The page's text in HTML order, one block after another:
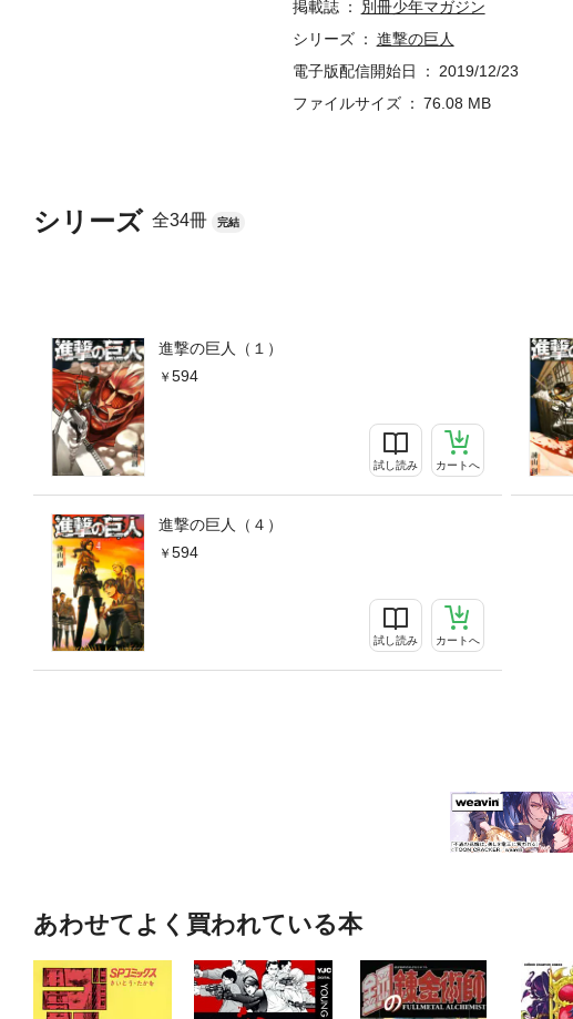
シリーズ 全34冊 完結
進撃の巨人（１）
594
試し読み カートへ
進撃の巨人（４）
594
試し読み カートへ
掲載誌
別冊少年マガジン
シリーズ
進撃の巨人
電子版配信開始日
2019/12/23
ファイルサイズ
76.08 MB
あわせてよく買われている本